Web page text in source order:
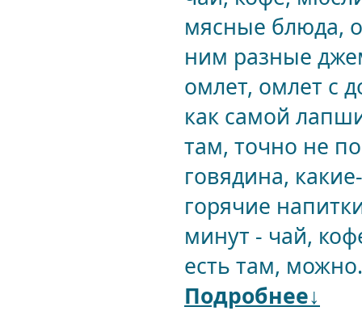
мясные блюда,
ним разные
омлет, омлет с
как самой
там, точно не
говядина,
горячие
минут - чай,
есть там,
Подробнее↓